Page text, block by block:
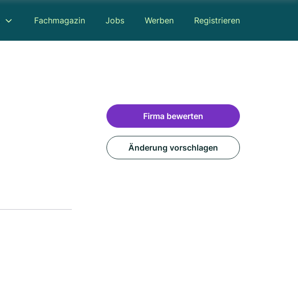
Fachmagazin Jobs Werben Registrieren
Firma bewerten
Änderung vorschlagen